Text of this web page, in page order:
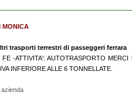
MONICA
trasporti terrestri di passeggeri ferrara
FE -ATTIVITA': AUTOTRASPORTO
INFERIORE ALLE 6 TONNELLATE.